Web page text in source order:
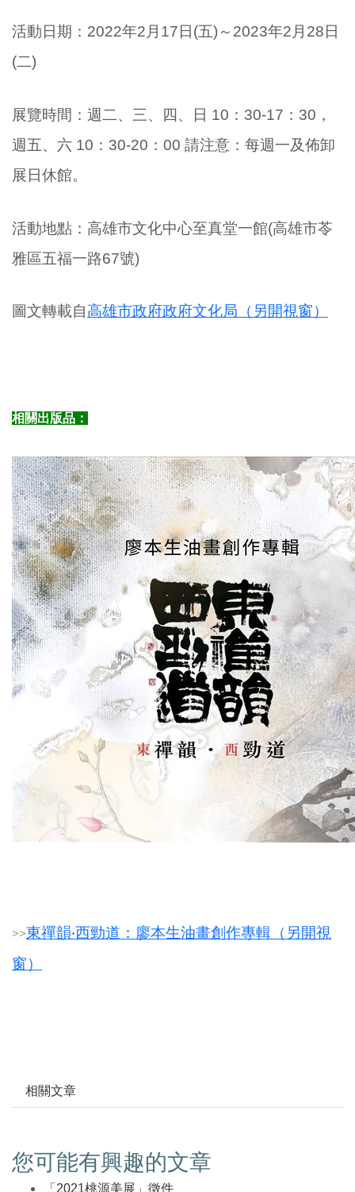
活動日期：2022年2月17日(五)～2023年2月28日
(二)
展覽時間：週二、三、四、日 10：30-17：30，
週五、六 10：30-20：00 請注意：每週一及佈卸
展日休館。
活動地點：高雄市文化中心至真堂一館(高雄市苓
雅區五福一路67號)
圖文轉載自高雄市政府政府文化局（另開視窗）
相關出版品：
>>東禪韻‧西勁道：廖本生油畫創作專輯（另開視
窗）
相關文章
您可能有興趣的文章
「2021桃源美展」徵件